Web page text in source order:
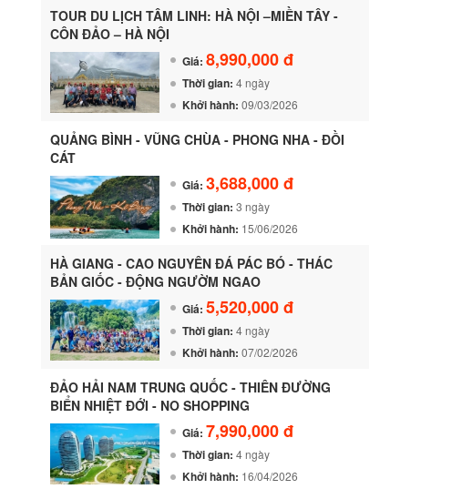
TOUR DU LỊCH TÂM LINH: HÀ NỘI –MIỀN TÂY -
CÔN ĐẢO – HÀ NỘI
Giá: 8,990,000 đ
Thời gian: 4 ngày
Khởi hành: 09/03/2026
QUẢNG BÌNH - VŨNG CHÙA - PHONG NHA - ĐỒI
CÁT
Giá: 3,688,000 đ
Thời gian: 3 ngày
Khởi hành: 15/06/2026
HÀ GIANG - CAO NGUYÊN ĐÁ PÁC BÓ - THÁC
BẢN GIỐC - ĐỘNG NGƯỜM NGAO
Giá: 5,520,000 đ
Thời gian: 4 ngày
Khởi hành: 07/02/2026
ĐẢO HẢI NAM TRUNG QUỐC - THIÊN ĐƯỜNG
BIỂN NHIỆT ĐỚI - NO SHOPPING
Giá: 7,990,000 đ
Thời gian: 4 ngày
Khởi hành: 16/04/2026